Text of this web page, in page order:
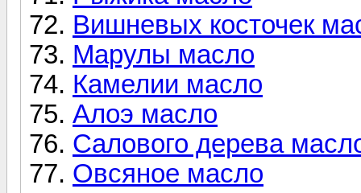
Вишневых косточек
Марулы масло
Камелии масло
Алоэ масло
Салового дерева
Овсяное масло